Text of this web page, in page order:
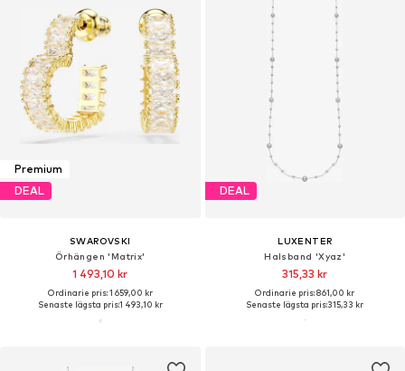
Premium
DEAL
SWAROVSKI
Örhängen 'Matrix'
1 493,10 kr
Ordinarie pris: 1 659,00 kr
Senaste lägsta pris:1 493,10 kr
DEAL
LUXENTER
Halsband 'Xyaz'
315,33 kr
Ordinarie pris: 861,00 kr
Senaste lägsta pris:315,33 kr